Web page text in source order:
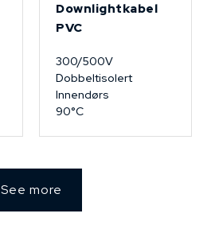
Downlightkabel
PVC
300/500V
Dobbeltisolert
Innendørs
90°C
See more